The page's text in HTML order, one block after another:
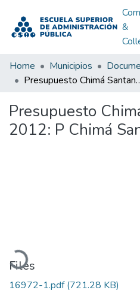
&
Home Municipios
Presupuesto Chimá
Presupuesto
2012: P Chimá
Loading...
Files
16972-1.pdf(721.28 KB)